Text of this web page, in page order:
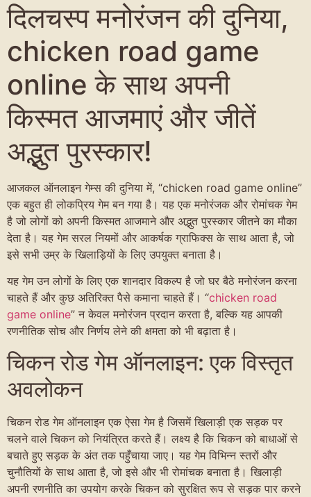
दिलचस्प मनोरंजन की दुनिया,
chicken road game
online के साथ अपनी
किस्मत आजमाएं और जीतें
अद्भुत पुरस्कार!
आजकल ऑनलाइन गेम्स की दुनिया में, “chicken road game online”
एक बहुत ही लोकप्रिय गेम बन गया है। यह एक मनोरंजक और रोमांचक गेम
है जो लोगों को अपनी किस्मत आजमाने और अद्भुत पुरस्कार जीतने का मौका
देता है। यह गेम सरल नियमों और आकर्षक ग्राफिक्स के साथ आता है, जो
इसे सभी उम्र के खिलाड़ियों के लिए उपयुक्त बनाता है।
यह गेम उन लोगों के लिए एक शानदार विकल्प है जो घर बैठे मनोरंजन करना
चाहते हैं और कुछ अतिरिक्त पैसे कमाना चाहते हैं। “chicken road
game online” न केवल मनोरंजन प्रदान करता है, बल्कि यह आपकी
रणनीतिक सोच और निर्णय लेने की क्षमता को भी बढ़ाता है।
चिकन रोड गेम ऑनलाइन: एक विस्तृत
अवलोकन
चिकन रोड गेम ऑनलाइन एक ऐसा गेम है जिसमें खिलाड़ी एक सड़क पर
चलने वाले चिकन को नियंत्रित करते हैं। लक्ष्य है कि चिकन को बाधाओं से
बचाते हुए सड़क के अंत तक पहुँचाया जाए। यह गेम विभिन्न स्तरों और
चुनौतियों के साथ आता है, जो इसे और भी रोमांचक बनाता है। खिलाड़ी
अपनी रणनीति का उपयोग करके चिकन को सुरक्षित रूप से सड़क पार करने